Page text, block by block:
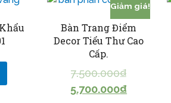
Giảm giá!
Bàn Trang Điểm
Decor Tiểu Thư Cao
Cấp.
7.500.000₫
5.700.000₫